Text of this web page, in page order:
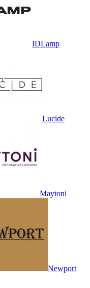
IDLamp
Lucide
Maytoni
Newport